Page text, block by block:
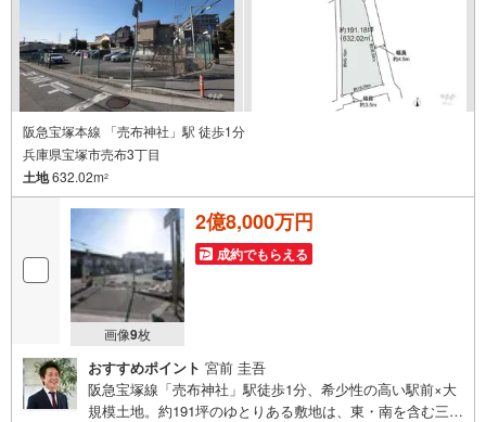
阪急宝塚本線 「売布神社」駅 徒歩1分
兵庫県宝塚市売布3丁目
土地632.02m2
画像9枚
2億8,000万円
成約でもらえる
おすすめポイント 宮前 圭吾
阪急宝塚線「売布神社」駅徒歩1分、希少性の高い駅前×大
規模土地。約191坪のゆとりある敷地は、東・南を含む三方